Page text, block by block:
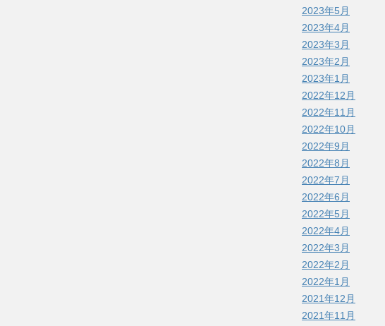
2023年5月
2023年4月
2023年3月
2023年2月
2023年1月
2022年12月
2022年11月
2022年10月
2022年9月
2022年8月
2022年7月
2022年6月
2022年5月
2022年4月
2022年3月
2022年2月
2022年1月
2021年12月
2021年11月